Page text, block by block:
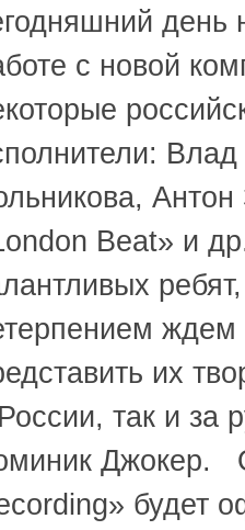
день
с новой
Beat» и
их
так и за
Джокер.
будет